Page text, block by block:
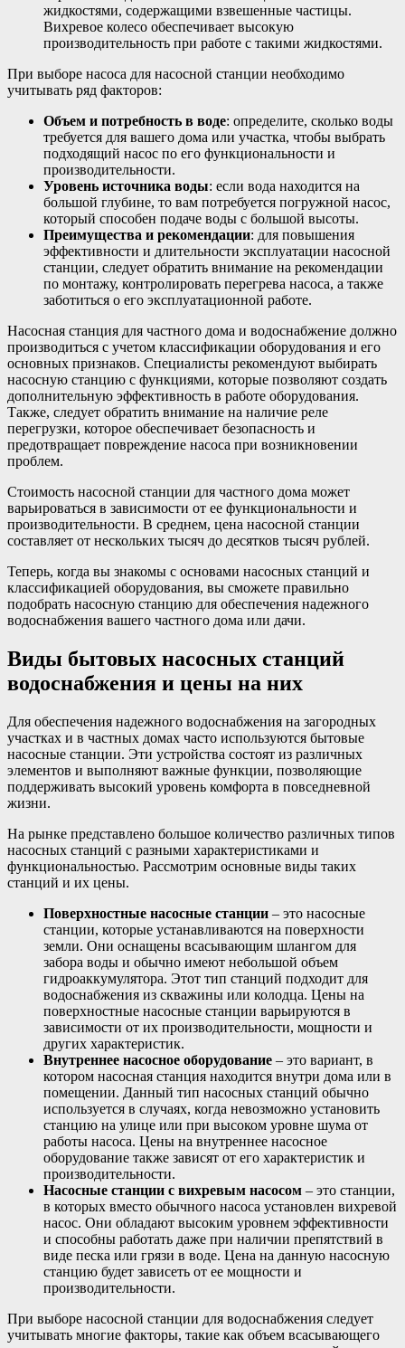
жидкостями, содержащими взвешенные частицы.
Вихревое колесо обеспечивает высокую
производительность при работе с такими жидкостями.
При выборе насоса для насосной станции необходимо
учитывать ряд факторов:
Объем и потребность в воде: определите, сколько воды
требуется для вашего дома или участка, чтобы выбрать
подходящий насос по его функциональности и
производительности.
Уровень источника воды: если вода находится на
большой глубине, то вам потребуется погружной насос,
который способен подаче воды с большой высоты.
Преимущества и рекомендации: для повышения
эффективности и длительности эксплуатации насосной
станции, следует обратить внимание на рекомендации
по монтажу, контролировать перегрева насоса, а также
заботиться о его эксплуатационной работе.
Насосная станция для частного дома и водоснабжение должно
производиться с учетом классификации оборудования и его
основных признаков. Специалисты рекомендуют выбирать
насосную станцию с функциями, которые позволяют создать
дополнительную эффективность в работе оборудования.
Также, следует обратить внимание на наличие реле
перегрузки, которое обеспечивает безопасность и
предотвращает повреждение насоса при возникновении
проблем.
Стоимость насосной станции для частного дома может
варьироваться в зависимости от ее функциональности и
производительности. В среднем, цена насосной станции
составляет от нескольких тысяч до десятков тысяч рублей.
Теперь, когда вы знакомы с основами насосных станций и
классификацией оборудования, вы сможете правильно
подобрать насосную станцию для обеспечения надежного
водоснабжения вашего частного дома или дачи.
Виды бытовых насосных станций
водоснабжения и цены на них
Для обеспечения надежного водоснабжения на загородных
участках и в частных домах часто используются бытовые
насосные станции. Эти устройства состоят из различных
элементов и выполняют важные функции, позволяющие
поддерживать высокий уровень комфорта в повседневной
жизни.
На рынке представлено большое количество различных типов
насосных станций с разными характеристиками и
функциональностью. Рассмотрим основные виды таких
станций и их цены.
Поверхностные насосные станции – это насосные
станции, которые устанавливаются на поверхности
земли. Они оснащены всасывающим шлангом для
забора воды и обычно имеют небольшой объем
гидроаккумулятора. Этот тип станций подходит для
водоснабжения из скважины или колодца. Цены на
поверхностные насосные станции варьируются в
зависимости от их производительности, мощности и
других характеристик.
Внутреннее насосное оборудование – это вариант, в
котором насосная станция находится внутри дома или в
помещении. Данный тип насосных станций обычно
используется в случаях, когда невозможно установить
станцию на улице или при высоком уровне шума от
работы насоса. Цены на внутреннее насосное
оборудование также зависят от его характеристик и
производительности.
Насосные станции с вихревым насосом – это станции,
в которых вместо обычного насоса установлен вихревой
насос. Они обладают высоким уровнем эффективности
и способны работать даже при наличии препятствий в
виде песка или грязи в воде. Цена на данную насосную
станцию будет зависеть от ее мощности и
производительности.
При выборе насосной станции для водоснабжения следует
учитывать многие факторы, такие как объем всасывающего